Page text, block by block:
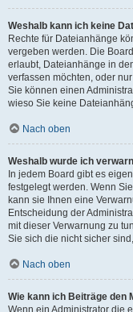
Weshalb kann ich keine
Rechte für Dateianhänge
vergeben werden. Die
erlaubt, Dateianhänge in
verfassen möchten, oder
Sie können einen
wieso Sie keine
Nach oben
Weshalb wurde ich
In jedem Board gibt es
festgelegt werden. Wenn
kann sie Ihnen eine
Entscheidung der
mit dieser Verwarnung zu
Sie sich die nicht sicher
Nach oben
Wie kann ich Beiträge den
Wenn ein Administrator die